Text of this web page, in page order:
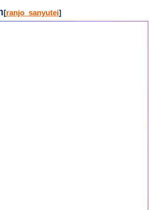
[ranjo_sanyutei]